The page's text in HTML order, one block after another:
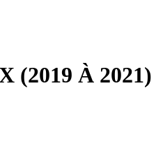
(2019 À 2021)